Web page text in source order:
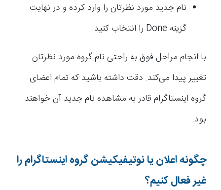
نام جدید مورد نظرتان را وارد کرده و در نهایت
گزینه Done را انتخاب کنید.
با انجام مراحل فوق به راحتی نام گروه مورد نظرتان
تغییر پیدا می‌کند. دقت داشته باشید که تمام اعضای
گروه اینستاگرام قادر به مشاهده نام جدید آن خواهند
بود.
چگونه اعلان یا نوتیفیکیشن گروه اینستاگرام را
غیر فعال کنیم؟